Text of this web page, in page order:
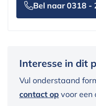
Bel naar 0318 -
Interesse in dit
Vul onderstaand
contact op voor een